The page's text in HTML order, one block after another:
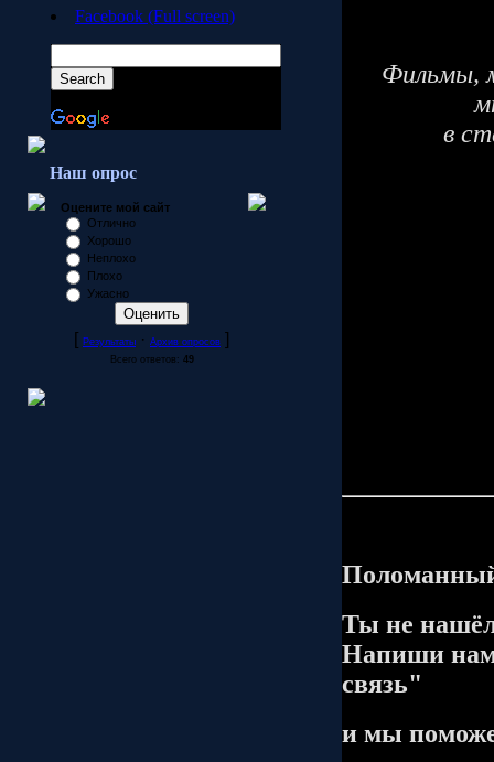
Facebook (Full screen)
Наш опрос
Оцените мой сайт
Отлично
Хорошо
Неплохо
Плохо
Ужасно
[ Результаты · Архив опросов ]
Всего ответов: 49
Фильмы,
в
Ты не
Напиши нам
связь"
и мы